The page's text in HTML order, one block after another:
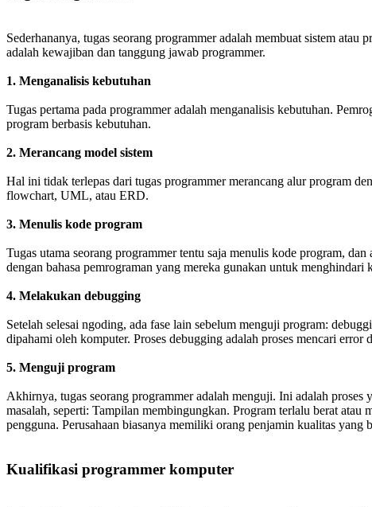
Sederhananya, tugas seorang programmer adalah membuat sistem
adalah kewajiban dan tanggung jawab programmer.
1. Menganalisis kebutuhan
Tugas pertama pada programmer adalah menganalisis kebutuhan.
program berbasis kebutuhan.
2. Merancang model sistem
Hal ini tidak terlepas dari tugas programmer merancang alur program
flowchart, UML, atau ERD.
3. Menulis kode program
Tugas utama seorang programmer tentu saja menulis kode program,
dengan bahasa pemrograman yang mereka gunakan untuk menghindari
4. Melakukan debugging
Setelah selesai ngoding, ada fase lain sebelum menguji program:
dipahami oleh komputer. Proses debugging adalah proses mencari
5. Menguji program
Akhirnya, tugas seorang programmer adalah menguji. Ini adalah
masalah, seperti: Tampilan membingungkan. Program terlalu berat
pengguna. Perusahaan biasanya memiliki orang penjamin kualitas yang
Kualifikasi programmer komputer